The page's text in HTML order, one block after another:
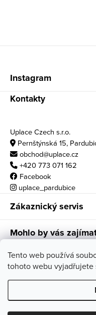
Tento web používá
tohoto webu vyjadřujete
Instagram
Kontakty
Uplace Czech s.r.o.
Pernštýnská 15,
obchod@uplace.cz
+420 773 071 162
Facebook
uplace_pardubice
Zákaznický servis
Mohlo by vás
Otvírací doba